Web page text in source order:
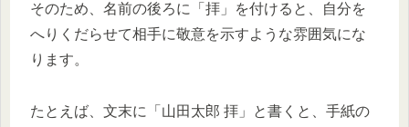
そのため、名前の後ろに「拝」を付けると、自分を
へりくだらせて相手に敬意を示すような雰囲気にな
ります。
たとえば、文末に「山田太郎 拝」と書くと、手紙の